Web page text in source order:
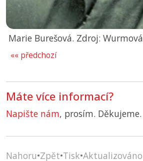
Marie Burešová. Zdroj:
«« předchozí
Máte více informací?
Napište nám, prosím. Děkujeme.
Nahoru•Zpět•Tisk•